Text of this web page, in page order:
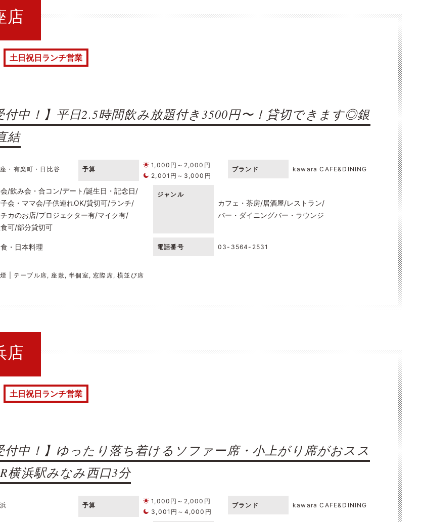
店
土日祝日ランチ営業
付中！】平日2.5時間飲み放題付き3500円〜！貸切できます◎銀
結
・有楽町・日比谷 予算
1,000円～2,000円
2,001円～3,000円
ブランド kawara CAFE&DINING
飲み会・合コン デート 誕生日・記念日
会・ママ会 子供連れOK 貸切可 ランチ
カのお店 プロジェクター有 マイク有
可 部分貸切可
ジャンル
カフェ・茶房 居酒屋 レストラン
バー・ダイニングバー・ラウンジ
・日本料理 電話番号 03-3564-2531
| テーブル席, 座敷, 半個室, 窓際席, 横並び席
店
土日祝日ランチ営業
付中！】ゆったり落ち着けるソファー席・小上がり席がおスス
浜駅みなみ西口3分
予算
1,000円～2,000円
3,001円～4,000円
ブランド kawara CAFE&DINING